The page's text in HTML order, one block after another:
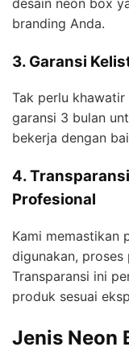
branding Anda.
3. Garansi
Tak perlu
garansi 3 bulan
bekerja dengan
4.
Profesional
Kami memastikan
digunakan, proses
Transparansi ini
produk sesuai
Jenis Neon